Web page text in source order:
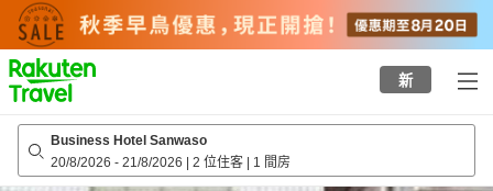
to
top
page
新
Business Hotel Sanwaso
20/8/2026 - 21/8/2026 | 2 位住客 | 1 間房